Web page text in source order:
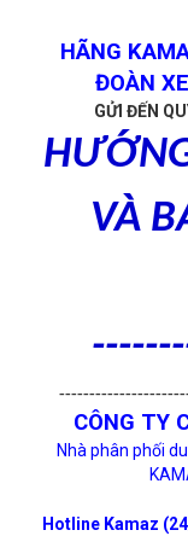
HÃNG
ĐOÀN
GỬI ĐẾN
VÀ
CÔNG TY
Nhà phân phối
Hotline Kamaz